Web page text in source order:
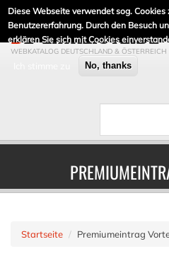
Diese Webseite verwendet sog. Cookies
Benutzererfahrung. Durch den Besuch
erklären Sie sich mit Cookies
No, thanks
DE-LINKLISTE.DE
WEBKATALOG DEUTSCHLAND & ÖSTERREICH
Startseite Premiumeintrag